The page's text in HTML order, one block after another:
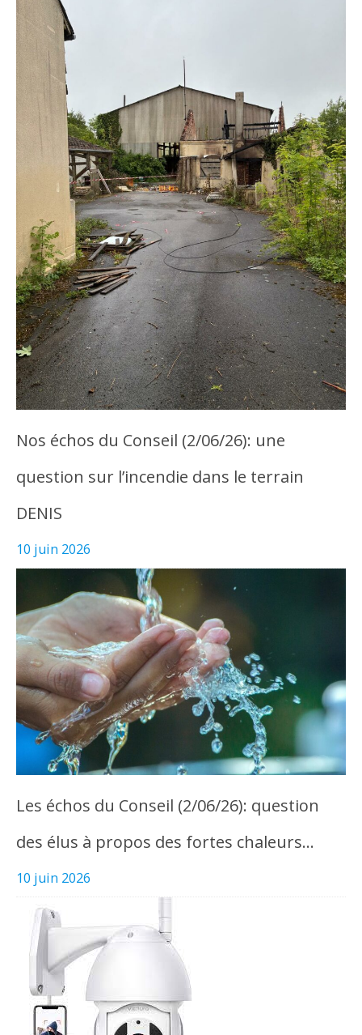
Nos échos du Conseil (2/06/26): une
question sur l’incendie dans le terrain
DENIS
10 juin 2026
Les échos du Conseil (2/06/26): question
des élus à propos des fortes chaleurs…
10 juin 2026